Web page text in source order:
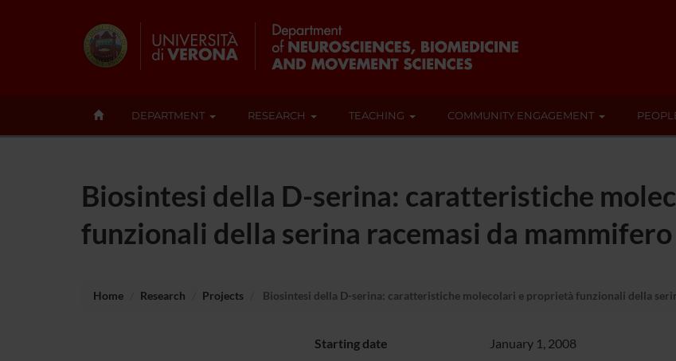
DEPARTMENT RESEARCH TEACHING COMMUNITY ENGAGEMENT
Biosintesi della D-serina: caratteristiche
funzionali della serina racemasi da mammifero
Home Research Projects Biosintesi della D-serina: caratteristiche molecolari e proprietà funzionali della
Starting date
January 1, 2008